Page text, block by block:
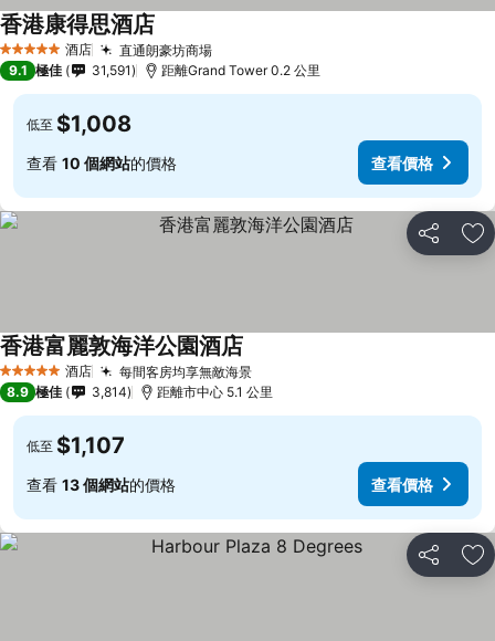
5 星級 酒店 直通朗豪坊商場查看價格
香港康得思酒店
9.1 極佳 31,591 距離Grand Tower 0.2 公里
低至 $1,008
查看 10 個網站的價格 查看價格
分享 放
5 星級 酒店 每間客房均享無敵海景查看價格
香港富麗敦海洋公園酒店
8.9 極佳 3,814 距離市中心 5.1 公里
低至 $1,107
查看 13 個網站的價格 查看價格
分享 放